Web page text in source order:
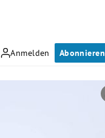
Anmelden Abonnieren